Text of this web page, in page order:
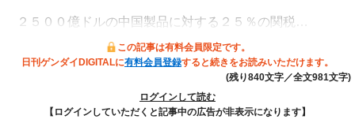
２５００億ドルの中国製品に対する２５％の関税…
この記事は有料会員限定です。
日刊ゲンダイDIGITALに有料会員登録すると続きをお読みいただけます。
(残り840文字／全文981文字)
ログインして読む
【ログインしていただくと記事中の広告が非表示になります】